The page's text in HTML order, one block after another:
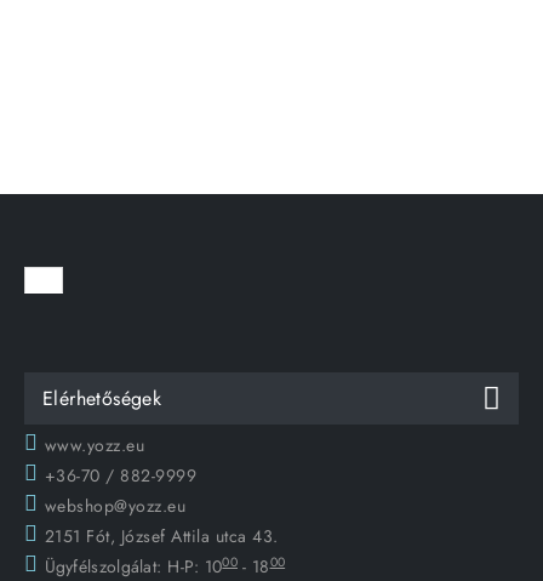
Elérhetőségek
www.yozz.eu
+36-70 / 882-9999
webshop@yozz.eu
2151 Fót, József Attila utca 43.
Ügyfélszolgálat: H-P: 1000 - 1800